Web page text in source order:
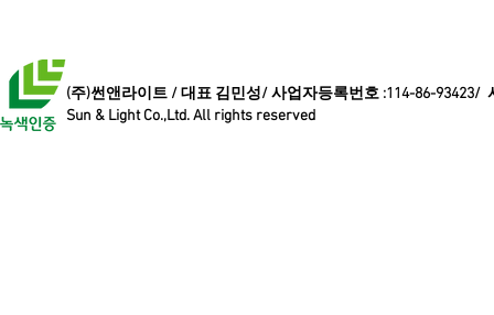
(주)썬앤라이트 / 대표 김민성/ 사업자등록번호 :114-86-93423/
Sun & Light Co.,Ltd. All rights reserved